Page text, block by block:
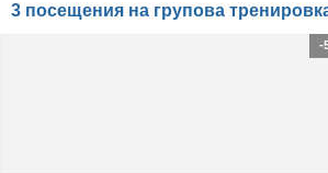
3 посещения на групова
-